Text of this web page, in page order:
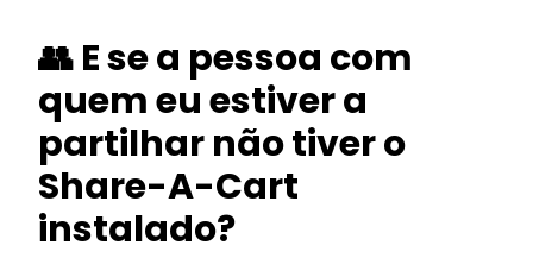
👥 E se a pessoa com
quem eu estiver a
partilhar não tiver o
Share-A-Cart
instalado?